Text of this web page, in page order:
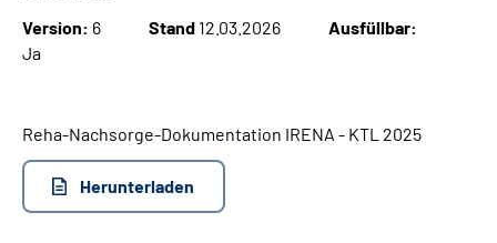
Online-Services
Language
Version: 6 Stand 12.03.2026
Ausfüllbar:
Ja
Reha-Nachsorge-Dokumentation IRENA - KTL 2025
Herunterladen